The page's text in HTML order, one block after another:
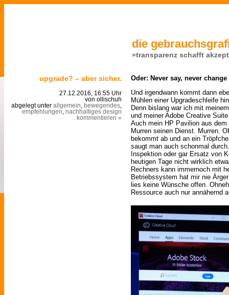
die
»transparenz schafft
upgrade? – aber sicher.
27.12.2016, 16:55 Uhr
von ollischuh
abgelegt unter allgemein bewegendes
empfehlungen nachhaltiges design
kommentieren »
Oder: Never say, never
Und irgendwann kommt dann
Mühlen einer Upgradeschleife
Denn bislang war ich mit
und meiner Adobe Creative
Auch mein HP Pavilion aus
Murren seinen Dienst. Murren.
bekommt ab und an ein
saugt man auch schonmal
Inspektion oder gar Ersatz von
heutigen Tage nicht wirklich
Rechners kann immernoch mit
Betriebssystem hat mir nie
lies keine Wünsche offen.
Ressource auch nur annähernd